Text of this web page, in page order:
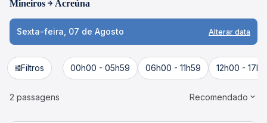
Mineiros Acreúna
Sexta-feira, 07 de Agosto Alterar data
Filtros 00h00 - 05h59 06h00 - 11h59 12h00 -
2 passagens Recomendado